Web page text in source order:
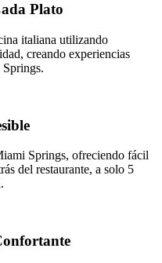
Plato
italiana utilizando
creando experiencias
Springs, ofreciendo fácil
del restaurante, a solo 5